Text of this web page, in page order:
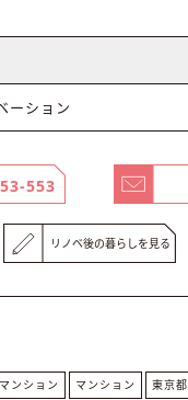
ーション
553
リノベ後の暮らしを見る
ンション マンション 東京都